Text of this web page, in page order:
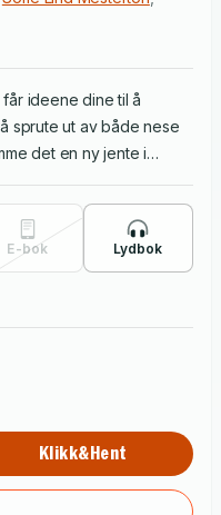
ideene dine til å
sprute ut av både nese
det en ny jente i
av Mille, ja de heter
bare det samme, de har
Noen ganger trenger de
til en av dem, og ved
og de to
kjærestene sammen
E-bok Lydbok
Klikk&Hent